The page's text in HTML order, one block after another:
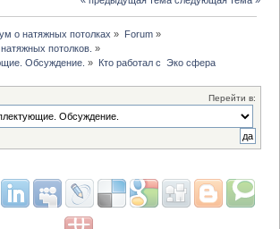
о натяжных потолках » Forum»
потолков. »
Обсуждение. » Кто работал с  Эко сфера
Перейти в: